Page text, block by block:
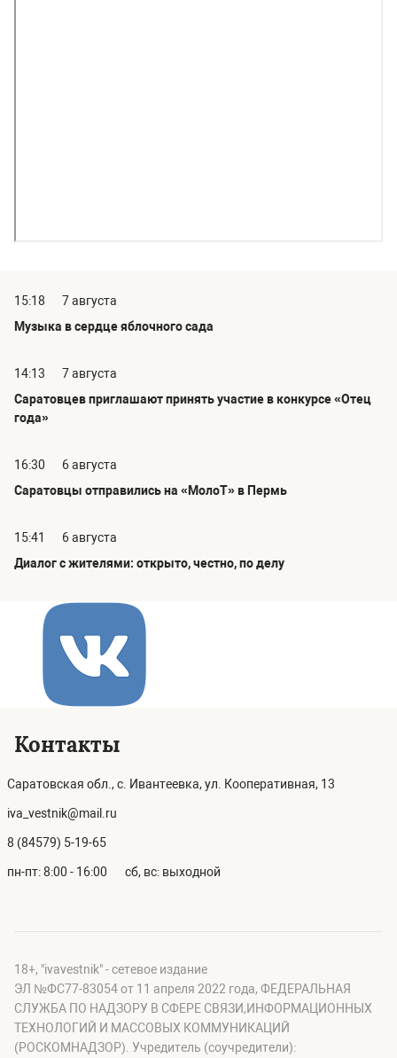
15:18
7 августа
Музыка в сердце яблочного сада
14:13
7 августа
Саратовцев приглашают принять участие в конкурсе «Отец
года»
16:30
6 августа
Саратовцы отправились на «МолоТ» в Пермь
15:41
6 августа
Диалог с жителями: открыто, честно, по делу
Контакты
Саратовская обл., с. Ивантеевка, ул. Кооперативная, 13
iva_vestnik@mail.ru
8 (84579) 5-19-65
пн-пт: 8:00 - 16:00 сб, вс: выходной
18+, "ivavestnik" - сетевое издание
ЭЛ №ФС77-83054 от 11 апреля 2022 года, ФЕДЕРАЛЬНАЯ
СЛУЖБА ПО НАДЗОРУ В СФЕРЕ СВЯЗИ,ИНФОРМАЦИОННЫХ
ТЕХНОЛОГИЙ И МАССОВЫХ КОММУНИКАЦИЙ
(РОСКОМНАДЗОР). Учредитель (соучредители):